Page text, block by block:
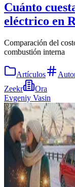
Cuánto
eléctrico en
Comparación del
combustión interna
Artículos
Zeekr
Ora
Evgeniy Vasin